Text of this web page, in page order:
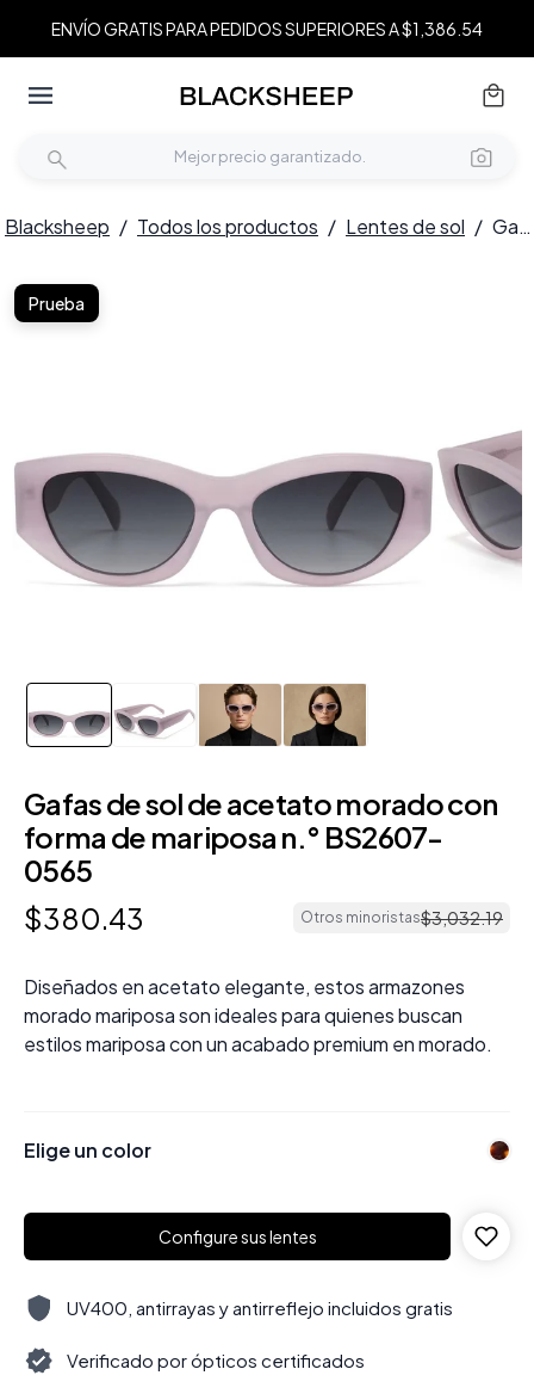
ENVÍO GRATIS PARA PEDIDOS SUPERIORES A $1,386.54
Blacksheep / Todos los productos / Lentes de sol / Gafas de sol de acetato morado con forma de mariposa n.° BS2607-0565
Prueba
Gafas de sol de acetato morado con
forma de mariposa n.° BS2607-
0565
$380.43 Otros minoristas$3,032.19
Diseñados en acetato elegante, estos armazones
morado mariposa son ideales para quienes buscan
estilos mariposa con un acabado premium en morado.
Elige un color
Configure sus lentes
UV400, antirrayas y antirreflejo incluidos gratis
Verificado por ópticos certificados